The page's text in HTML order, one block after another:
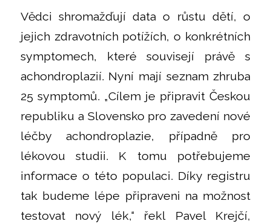
Vědci shromažďují data o růstu dětí, o
jejich zdravotních potížích, o konkrétních
symptomech, které souvisejí právě s
achondroplazií. Nyní mají seznam zhruba
25 symptomů. „Cílem je připravit Českou
republiku a Slovensko pro zavedení nové
léčby achondroplazie, případně pro
lékovou studii. K tomu potřebujeme
informace o této populaci. Díky registru
tak budeme lépe připraveni na možnost
testovat nový lék,“ řekl Pavel Krejčí,